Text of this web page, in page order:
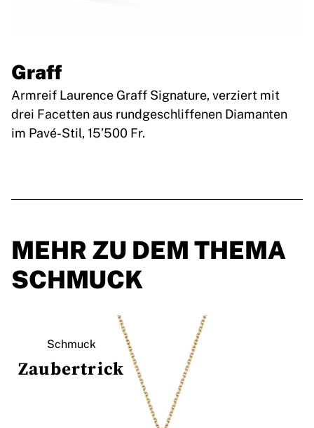
Graff
Armreif Laurence Graff Signature, verziert mit
drei Facetten aus rundgeschliffenen Diamanten
im Pavé-Stil, 15’500 Fr.
MEHR ZU DEM THEMA
SCHMUCK
Schmuck
Zaubertrick